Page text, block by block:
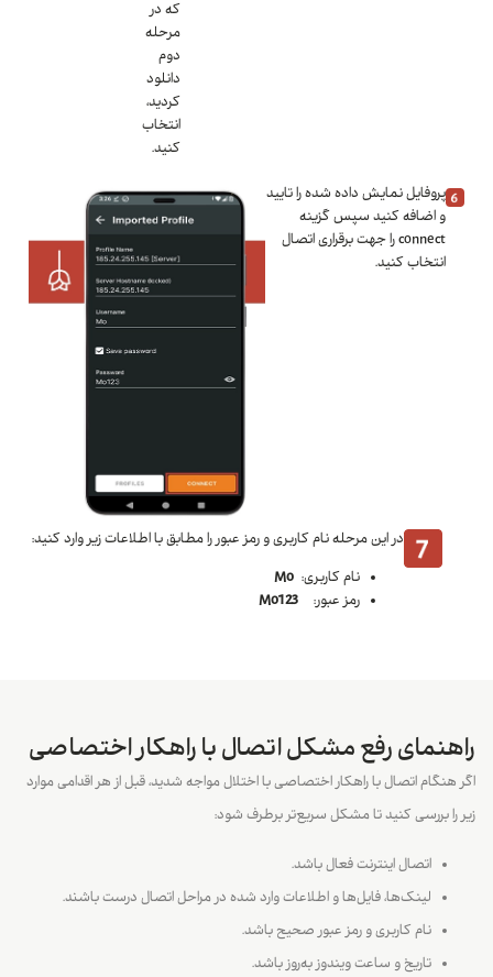
که در
مرحله
دوم
دانلود
کردید،
انتخاب
کنید.
پروفایل نمایش داده شده را تایید
و اضافه کنید سپس گزینه
connect را جهت برقراری اتصال
انتخاب کنید.
در این مرحله نام کاربری و رمز عبور را مطابق با اطلاعات زیر وارد کنید:
نام کاربری:Mo
رمز عبور:
Mo123
راهنمای رفع مشکل اتصال با راهکار اختصاصی
اگر هنگام اتصال با راهکار اختصاصی با اختلال مواجه شدید، قبل از هر اقدامی موارد
زیر را بررسی کنید تا مشکل سریع‌تر برطرف شود:
اتصال اینترنت فعال باشد.
لینک‌ها، فایل‌ها و اطلاعات وارد شده در مراحل اتصال درست باشند.
نام کاربری و رمز عبور صحیح باشد.
تاریخ و ساعت ویندوز به‌روز باشد.